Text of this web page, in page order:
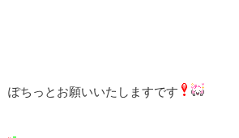
ぽちっとお願いいたしますです